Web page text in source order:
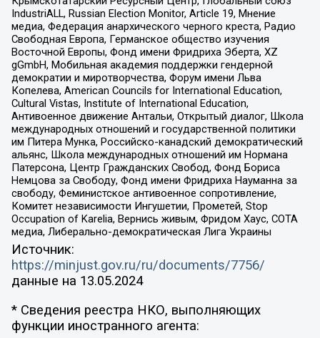
IndustriALL, Russian Election Monitor, Article 19, Мнение
медиа, Федерация анархического черного креста, Радио
Свободная Европа, Германское общество изучения
Восточной Европы, Фонд имени Фридриха Эберта, XZ
gGmbH, Мобильная академия поддержки гендерной
демократии и миротворчества, Форум имени Льва
Копелева, American Councils for International Education,
Cultural Vistas, Institute of International Education,
Антивоенное движение Антальи, Открытый диалог, Школа
международных отношений и государственной политики
им Питера Мунка, Российско-канадский демократический
альянс, Школа международных отношений им Нормана
Патерсона, Центр Гражданских Свобод, Фонд Бориса
Немцова за Свободу, Фонд имени Фридриха Науманна за
свободу, Феминистское антивоенное сопротивление,
Комитет независимости Ингушетии, Прометей, Stop
Occupation of Karelia, Вернись живым, Фридом Хаус, СОТА
медиа, Либерально-демократическая Лига Украины
Источник:
https://minjust.gov.ru/ru/documents/7756/
данные на 13.05.2024
* Сведения реестра НКО, выполняющих
функции иностранного агента: